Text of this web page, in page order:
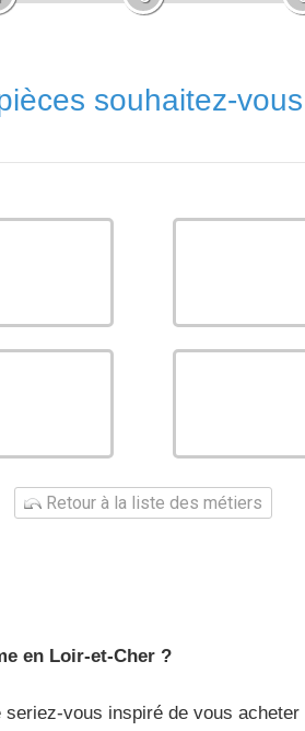
souhaitez-
Retour à la liste des métiers
en Loir-et-Cher ?
seriez-vous inspiré de vous acheter